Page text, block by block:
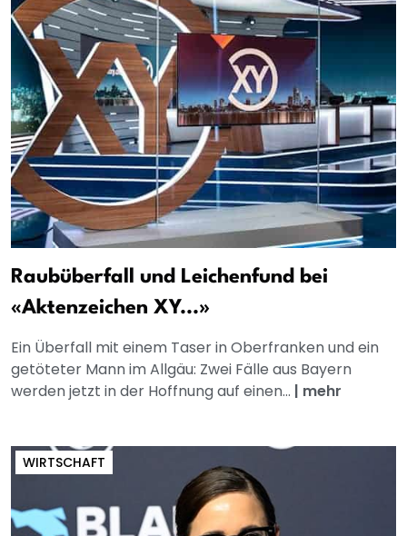
Raubüberfall und Leichenfund bei
«Aktenzeichen XY...»
Ein Überfall mit einem Taser in Oberfranken und ein
getöteter Mann im Allgäu: Zwei Fälle aus Bayern
werden jetzt in der Hoffnung auf einen... | mehr
WIRTSCHAFT